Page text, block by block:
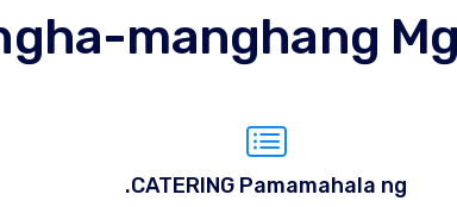
manghang
.CATERING Pamamahala ng